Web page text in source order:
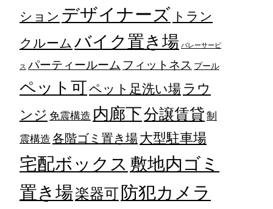
ション デザイナーズ トラン
クルーム バイク置き場 バレーサービ
ス パーティールーム フィットネス プール
ペット可ペット足洗い場 ラウ
ンジ 免震構造 内廊下分譲賃貸制
震構造各階ゴミ置き場大型駐車場
宅配ボックス 敷地内ゴミ
置き場楽器可防犯カメラ